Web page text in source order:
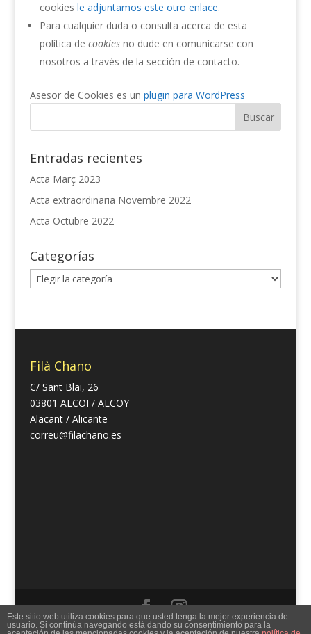
cookies le adjuntamos este otro enlace.
Para cualquier duda o consulta acerca de esta
política de cookiesno dude en comunicarse con
nosotros a través de la sección de contacto.
Asesor de Cookies es un plugin para WordPress
Entradas recientes
Acta Març 2023
Acta extraordinaria Novembre 2022
Acta Octubre 2022
Categorías
Categorías
Filà Chano
C/ Sant Blai, 26
03801 ALCOI / ALCOY
Alacant / Alicante
correu@filachano.es
Creado por Filà Chano | Desarrollado por Jorge I. García y
Este sitio web utiliza cookies para que usted tenga la mejor experiencia de
usuario. Si continúa navegando está dando su consentimiento para la